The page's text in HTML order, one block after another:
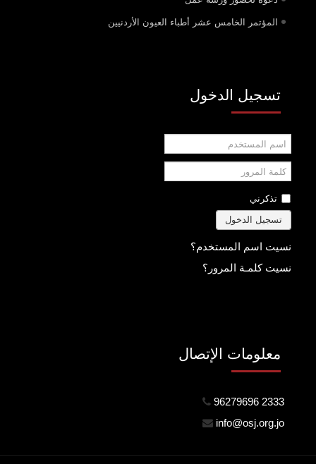
المؤتمر الخامس عشر أطباء العيون الأردنيين
تسجيل الدخول
اسم
المستخدم
كلمة
المرور
تذكرني
تسجيل الدخول
نسيت اسم المستخدم؟
نسيت كلمـة المرور؟
معلومات الإتصال
96279696 2333
info@osj.org.jo